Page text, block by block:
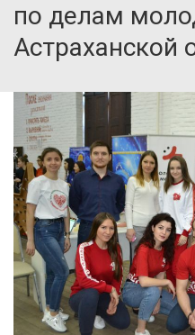
по делам
Астраханской